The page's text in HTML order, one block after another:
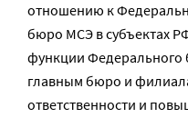
отношению к
бюро МСЭ в субъектах
функции
главным бюро и
ответственности и